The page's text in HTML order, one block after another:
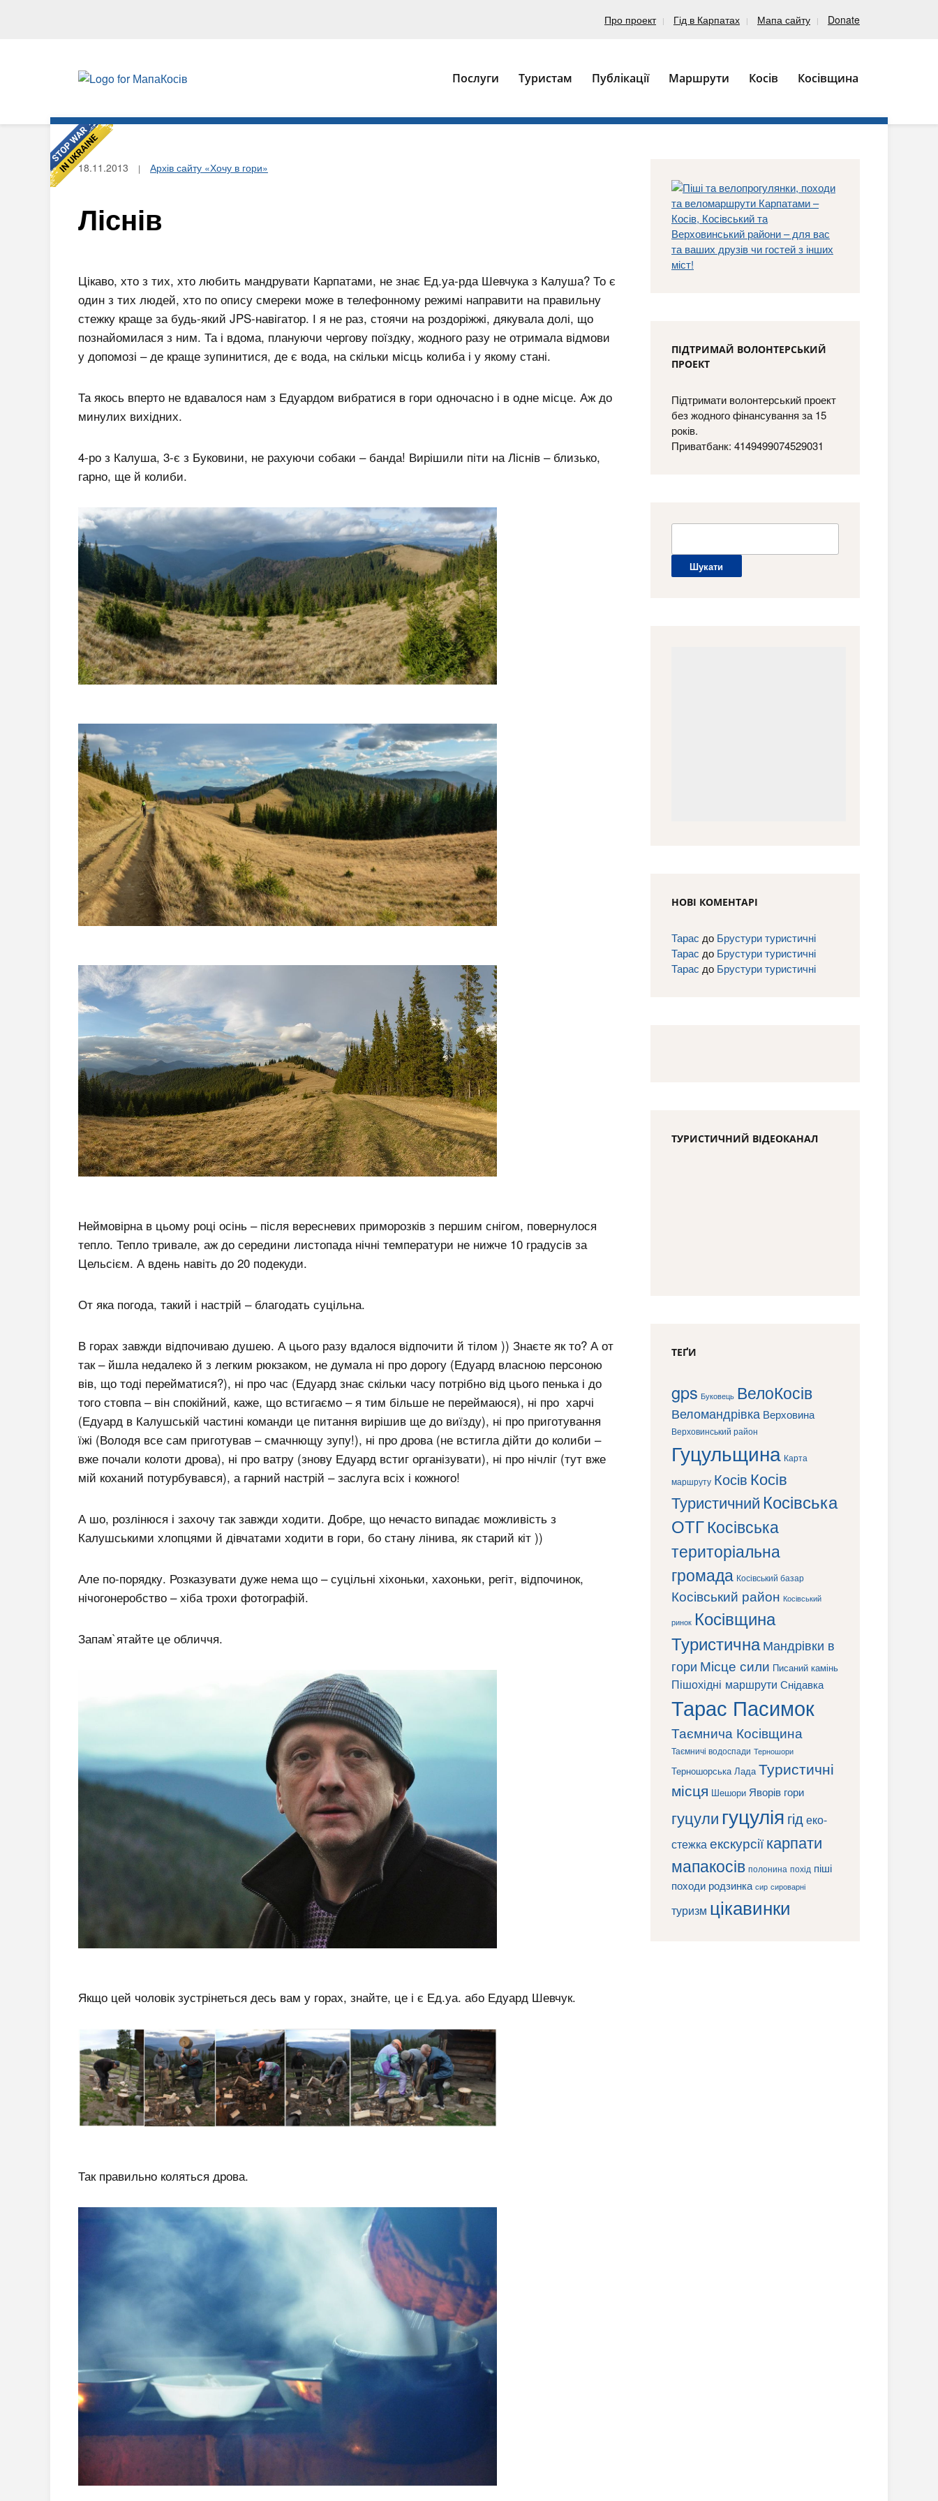
Про проект Гід в Карпатах Мапа сайту Donate
Послуги Туристам Публікації Маршрути Косів Косівщина
18.11.2013 Архів сайту «Хочу в гори»
Ліснів
Цікаво, хто з тих, хто любить мандрувати Карпатами, не знає Ед.уа-рда Шевчука з Калуша? То є
один з тих людей, хто по опису смереки може в телефонному режимі направити на правильну
стежку краще за будь-який JPS-навігатор. І я не раз, стоячи на роздоріжжі, дякувала долі, що
познайомилася з ним. Та і вдома, плануючи чергову поїздку, жодного разу не отримала відмови
у допомозі – де краще зупинитися, де є вода, на скільки місць колиба і у якому стані.
Та якось вперто не вдавалося нам з Едуардом вибратися в гори одночасно і в одне місце. Аж до
минулих вихідних.
4-ро з Калуша, 3-є з Буковини, не рахуючи собаки – банда! Вирішили піти на Ліснів – близько,
гарно, ще й колиби.
Неймовірна в цьому році осінь – після вересневих приморозків з першим снігом, повернулося
тепло. Тепло тривале, аж до середини листопада нічні температури не нижче 10 градусів за
Цельсієм. А вдень навіть до 20 подекуди.
От яка погода, такий і настрій – благодать суцільна.
В горах завжди відпочиваю душею. А цього разу вдалося відпочити й тілом )) Знаєте як то? А от
так – йшла недалеко й з легким рюкзаком, не думала ні про дорогу (Едуард власною персоною
вів, що тоді перейматися?), ні про час (Едуард знає скільки часу потрібно від цього пенька і до
того стовпа – він спокійний, каже, що встигаємо – я тим більше не переймаюся), ні про харчі
(Едуард в Калушській частині команди це питання вирішив ще до виїзду), ні про приготування
їжі (Володя все сам приготував – смачнющу зупу!), ні про дрова (не встигла дійти до колиби –
вже почали колоти дрова), ні про ватру (знову Едуард встиг організувати), ні про нічліг (тут вже
мій коханий потурбувався), а гарний настрій – заслуга всіх і кожного!
А шо, розлінюся і захочу так завжди ходити. Добре, що нечасто випадає можливість з
Калушськими хлопцями й дівчатами ходити в гори, бо стану лінива, як старий кіт ))
Але по-порядку. Розказувати дуже нема що – суцільні хіхоньки, хахоньки, регіт, відпочинок,
нічогонеробство – хіба трохи фотографій.
Запам`ятайте це обличчя.
Якщо цей чоловік зустрінеться десь вам у горах, знайте, це і є Ед.уа. або Едуард Шевчук.
Так правильно коляться дрова.
ПІДТРИМАЙ ВОЛОНТЕРСЬКИЙ
ПРОЕКТ
Підтримати волонтерський проект
без жодного фінансування за 15
років.
Приватбанк: 4149499074529031
НОВІ КОМЕНТАРІ
Тарас до Брустури туристичні
Тарас до Брустури туристичні
Тарас до Брустури туристичні
ТУРИСТИЧНИЙ ВІДЕОКАНАЛ
ТЕҐИ
gps Буковець ВелоКосів
Веломандрівка Верховина
Верховинський район
Гуцульщина Карта
маршруту Косів Косів
Туристичний Косівська
ОТГКосівська
територіальна
громада Косівський базар
Косівський район Косівський
ринок Косівщина
Туристична Мандрівки в
гори Місце сили Писаний камінь
Пішохідні маршрути Снідавка
Тарас Пасимок
Таємнича Косівщина
Таємничі водоспади Терношори
Терношорська Лада Туристичні
місця Шешори Яворів гори
гуцули гуцулія гідеко-
стежкаекскурсіїкарпати
мапакосів полонина похід піші
походи родзинка сир сироварні
туризм цікавинки